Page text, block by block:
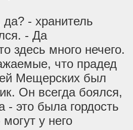
- хранитель
- Да
здесь много нечего.
что прадед
Мещерских был
Он всегда боялся,
- это была гордость
у него